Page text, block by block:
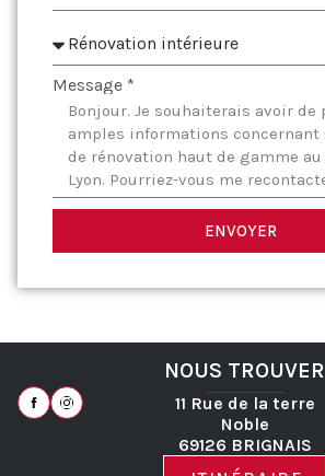
Message *
ENVOYER
NOUS TROUVER
11 Rue de la terre
Noble
69126 BRIGNAIS